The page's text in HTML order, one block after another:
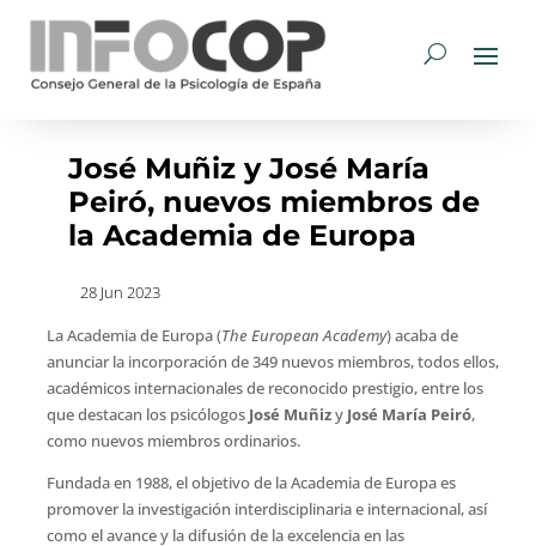
José Muñiz y José María
Peiró, nuevos miembros de
la Academia de Europa
28 Jun 2023
La Academia de Europa (The European Academy) acaba de
anunciar la incorporación de 349 nuevos miembros, todos ellos,
académicos internacionales de reconocido prestigio, entre los
que destacan los psicólogos José Muñizy José María Peiró,
como nuevos miembros ordinarios.
Fundada en 1988, el objetivo de la Academia de Europa es
promover la investigación interdisciplinaria e internacional, así
como el avance y la difusión de la excelencia en las